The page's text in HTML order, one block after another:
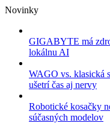
Skip
content
Novinky
GIGABYTE má
lokálnu AI
WAGO vs. klasická
ušetrí čas aj nervy
Robotické kosačky
súčasných modelov